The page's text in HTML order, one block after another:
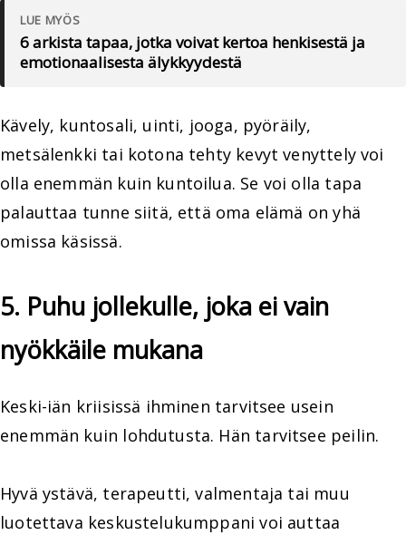
LUE MYÖS
6 arkista tapaa, jotka voivat kertoa henkisestä ja
emotionaalisesta älykkyydestä
Kävely, kuntosali, uinti, jooga, pyöräily,
metsälenkki tai kotona tehty kevyt venyttely voi
olla enemmän kuin kuntoilua. Se voi olla tapa
palauttaa tunne siitä, että oma elämä on yhä
omissa käsissä.
5. Puhu jollekulle, joka ei vain
nyökkäile mukana
Keski-iän kriisissä ihminen tarvitsee usein
enemmän kuin lohdutusta. Hän tarvitsee peilin.
Hyvä ystävä, terapeutti, valmentaja tai muu
luotettava keskustelukumppani voi auttaa